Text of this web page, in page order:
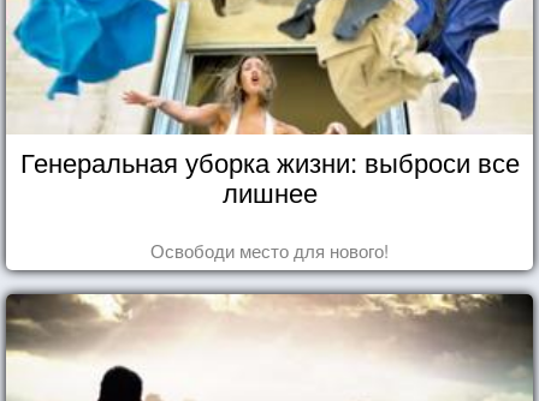
Генеральная уборка жизни: выброси все
лишнее
Освободи место для нового!